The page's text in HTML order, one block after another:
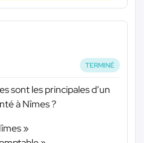
TERMINÉ
sont les principales d’un
à Nîmes ?
»